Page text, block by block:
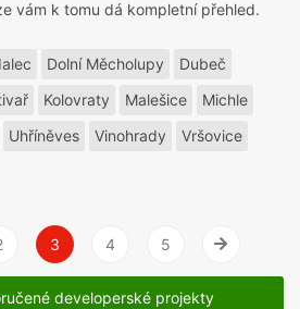
vám k tomu dá kompletní přehled.
Dolní Měcholupy
Dubeč
Kolovraty Malešice
Michle
Uhříněves Vinohrady
Vršovice
3 4
5
Vpravo
developerské projekty